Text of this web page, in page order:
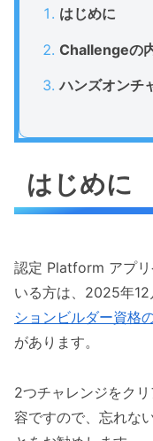
はじめに
Challengeの
ハンズオンチ
はじめに
認定 Platform アプリ
いる方は、2025年12
ションビルダー資格
があります。
2つチャレンジをク
容ですので、忘れな